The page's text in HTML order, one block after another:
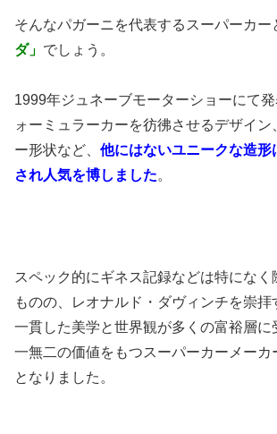
そんなパガーニを代表するスーパーカー
ダ」 でしょう。
1999年ジュネーブモーターショーにて
ォーミュラーカーを彷彿させるデザイン
ー形状など、 他にはないユニークな造形
され人気を博しました。
スペック的にギネス記録などは特になく
ものの、レオナルド・ダヴィンチを崇
一貫した美学と世界観が多くの富裕層に
一無二の価値をもつスーパーカーメーカ
となりました。